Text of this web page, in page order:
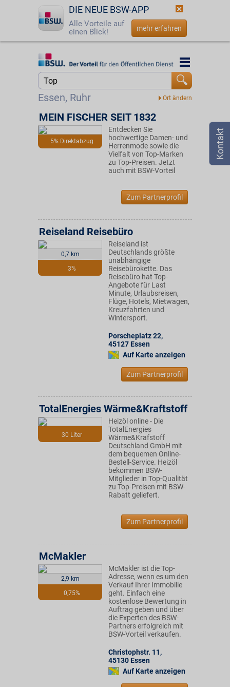
DIE NEUE BSW-APP
Alle Vorteile auf
einen Blick!
mehr erfahren
Startseite
Jetzt BSW-Mitglied werden
☎ 0800 - 279 25 82
Essen, Ruhr
Startseite
5% Direktabzug
MEIN FISCHER SEIT 1832
Entdecken Sie
hochwertige Damen- und
Herrenmode sowie die
Vielfalt von Top-Marken
zu Top-Preisen. Jetzt
auch mit BSW-Vorteil
Zum Partnerprofil
0,7 km
3%
Reiseland Reisebüro
Reiseland ist
Deutschlands größte
unabhängige
Reisebürokette. Das
Reisebüro hat Top-
Angebote für Last
Minute, Urlaubsreisen,
Flüge, Hotels, Mietwagen,
Kreuzfahrten und
Wintersport.
Porscheplatz 22,
45127 Essen
Auf Karte anzeigen
Zum Partnerprofil
30 Liter
TotalEnergies Wärme&Kraftstoff
Heizöl online - Die
TotalEnergies
Wärme&Krafstoff
Deutschland GmbH mit
dem bequemen Online-
Bestell-Service. Heizöl
bekommen BSW-
Mitglieder in Top-Qualität
zu Top-Preisen mit BSW-
Rabatt geliefert.
Zum Partnerprofil
2,9 km
0,75%
McMakler
McMakler ist die Top-
Adresse, wenn es um den
Verkauf Ihrer Immobilie
geht. Einfach eine
kostenlose Bewertung in
Auftrag geben und über
die Experten des BSW-
Partners erfolgreich mit
BSW-Vorteil verkaufen.
Christophstr. 11,
45130 Essen
Auf Karte anzeigen